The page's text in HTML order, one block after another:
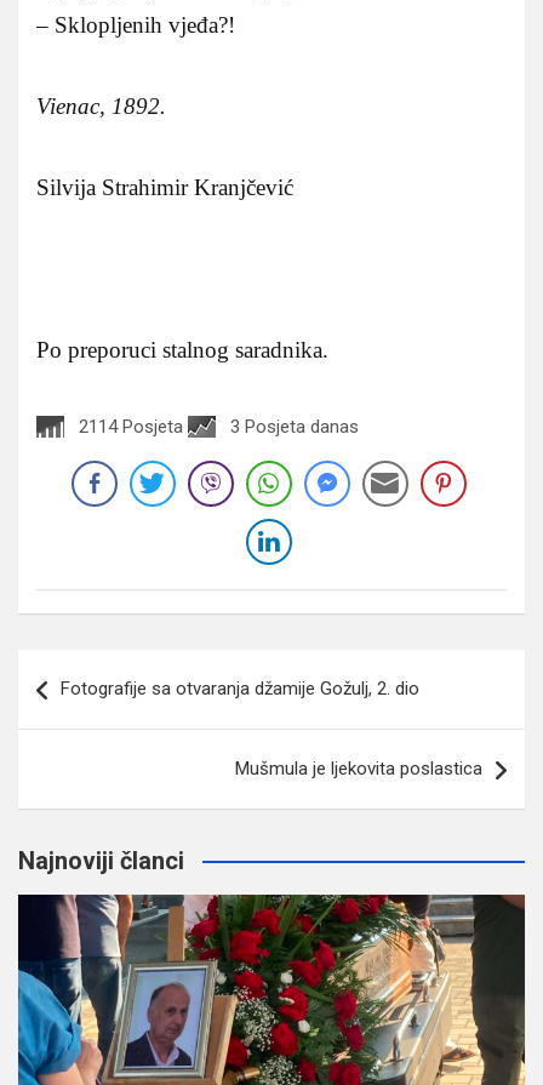
– Sklopljenih vjeđa?!
Vienac, 1892.
Silvija Strahimir Kranjčević
Po preporuci stalnog saradnika.
2114 Posjeta 3 Posjeta danas
članaka
Fotografije sa otvaranja džamije Gožulj, 2. dio
Mušmula je ljekovita poslastica
Najnoviji članci